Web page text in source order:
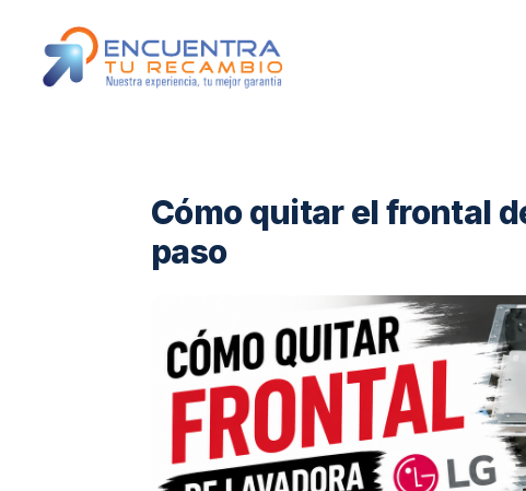
Cómo quitar el frontal
paso